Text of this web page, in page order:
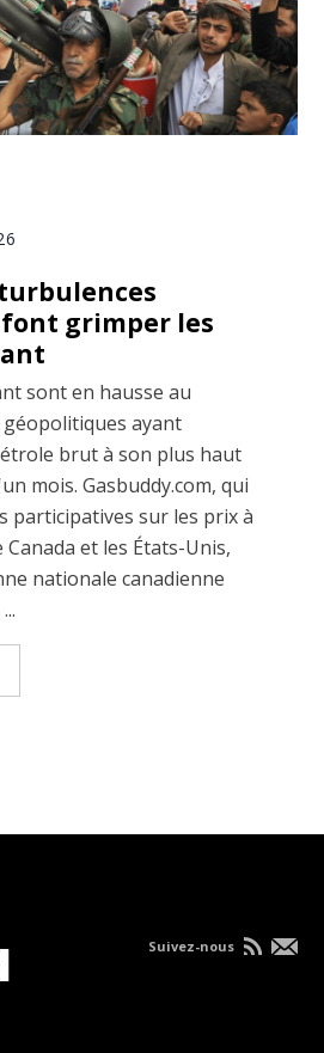
grimper les
sont en hausse au
géopolitiques ayant
brut à son plus haut
mois. Gasbuddy.com, qui
participatives sur les prix à
et les États-Unis,
nationale canadienne
Suivez-nous